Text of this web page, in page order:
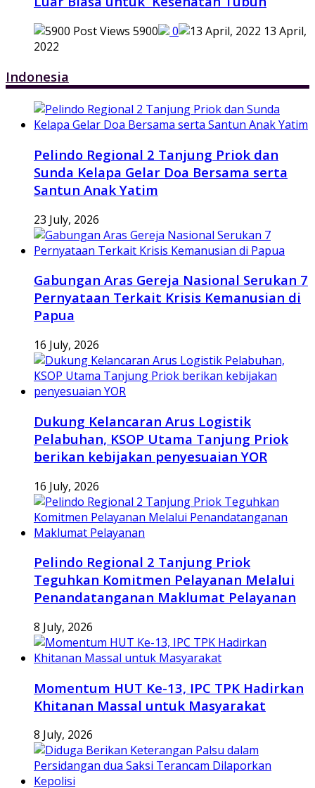
5900 0
13 April,
2022
Indonesia
Pelindo Regional 2 Tanjung Priok dan
Sunda Kelapa Gelar Doa Bersama serta
Santun Anak Yatim
23 July, 2026
Gabungan Aras Gereja Nasional Serukan 7
Pernyataan Terkait Krisis Kemanusian di
Papua
16 July, 2026
Dukung Kelancaran Arus Logistik
Pelabuhan, KSOP Utama Tanjung Priok
berikan kebijakan penyesuaian YOR
16 July, 2026
Pelindo Regional 2 Tanjung Priok
Teguhkan Komitmen Pelayanan Melalui
Penandatanganan Maklumat Pelayanan
8 July, 2026
Momentum HUT Ke-13, IPC TPK Hadirkan
Khitanan Massal untuk Masyarakat
8 July, 2026